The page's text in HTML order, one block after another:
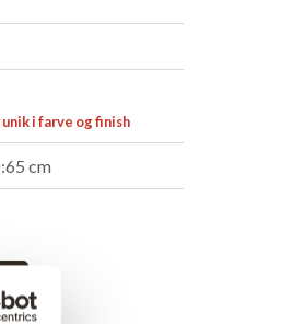
i farve og finish
cm